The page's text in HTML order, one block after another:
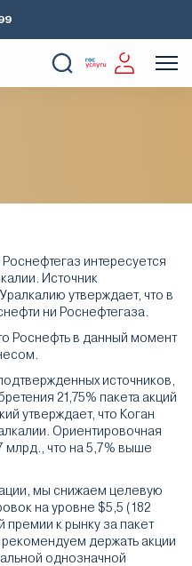
интересуется
Источник
утверждает, что в
ни Роснефтегаза.
Роснефть в данный момент
источников,
21,75% пакета акций
утверждает, что Коган
Ориентировочная
млрд., что на 5,7% выше
мы снижаем целевую
на уровне $5,5 (182
премии к рынку за пакет
держать акции
однозначной